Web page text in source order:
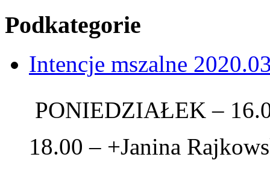
Podkategorie
Intencje mszalne
PONIEDZIAŁEK –
18.00 – +Janina